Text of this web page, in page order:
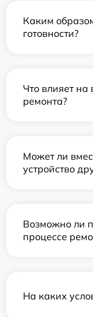
Каким
готовности?
Что влияет
ремонта?
Может ли
устройство
Возможно ли
процессе
На каких